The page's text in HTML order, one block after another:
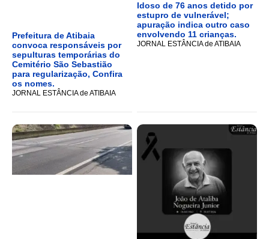
Prefeitura de Atibaia
convoca responsáveis por
sepulturas temporárias do
Cemitério São Sebastião
para regularização, Confira
os nomes.
JORNAL ESTÂNCIA de ATIBAIA
Idoso de 76 anos detido por
estupro de vulnerável;
apuração indica outro caso
envolvendo 11 crianças.
JORNAL ESTÂNCIA de ATIBAIA